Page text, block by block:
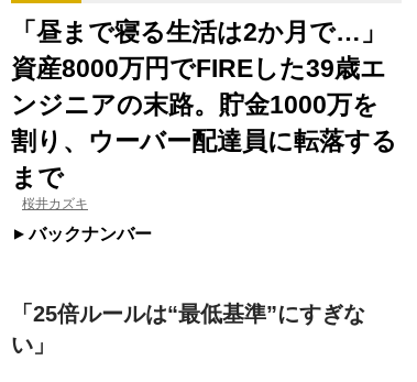
「昼まで寝る生活は2か月で…」
資産8000万円でFIREした39歳エ
ンジニアの末路。貯金1000万を
割り、ウーバー配達員に転落する
まで
桜井カズキ
バックナンバー
「25倍ルールは“最低基準”にすぎな
い」